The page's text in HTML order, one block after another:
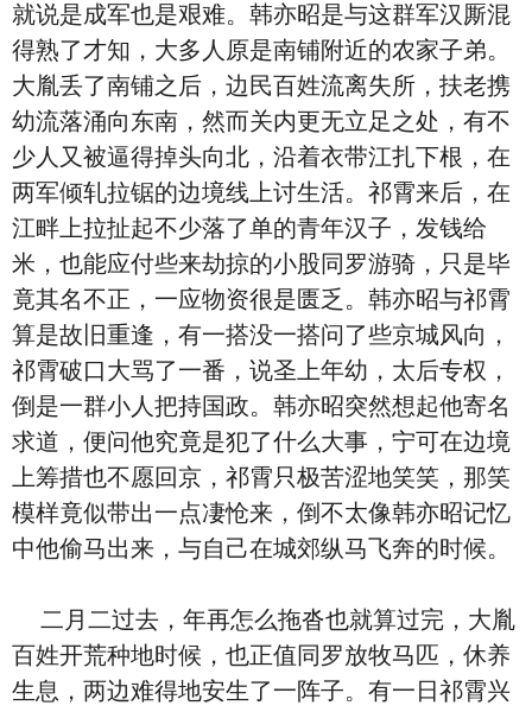
就说是成军也是艰难。韩亦昭是与这群军汉厮混
得熟了才知，大多人原是南铺附近的农家子弟。
大胤丢了南铺之后，边民百姓流离失所，扶老携
幼流落涌向东南，然而关内更无立足之处，有不
少人又被逼得掉头向北，沿着衣带江扎下根，在
两军倾轧拉锯的边境线上讨生活。祁霄来后，在
江畔上拉扯起不少落了单的青年汉子，发钱给
米，也能应付些来劫掠的小股同罗游骑，只是毕
竟其名不正，一应物资很是匮乏。韩亦昭与祁霄
算是故旧重逢，有一搭没一搭问了些京城风向，
祁霄破口大骂了一番，说圣上年幼，太后专权，
倒是一群小人把持国政。韩亦昭突然想起他寄名
求道，便问他究竟是犯了什么大事，宁可在边境
上筹措也不愿回京，祁霄只极苦涩地笑笑，那笑
模样竟似带出一点凄怆来，倒不太像韩亦昭记忆
中他偷马出来，与自己在城郊纵马飞奔的时候。
二月二过去，年再怎么拖沓也就算过完，大胤
百姓开荒种地时候，也正值同罗放牧马匹，休养
生息，两边难得地安生了一阵子。有一日祁霄兴